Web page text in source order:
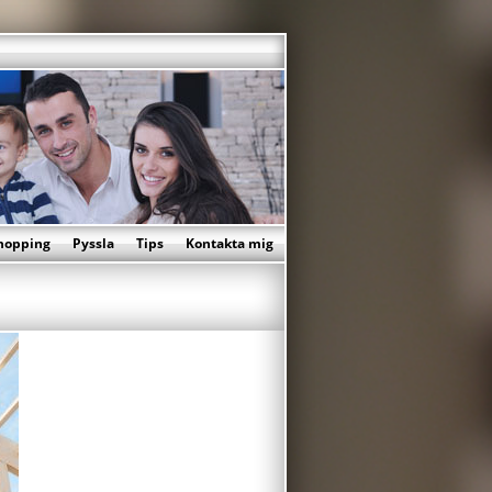
Pyssla Tips Kontakta mig